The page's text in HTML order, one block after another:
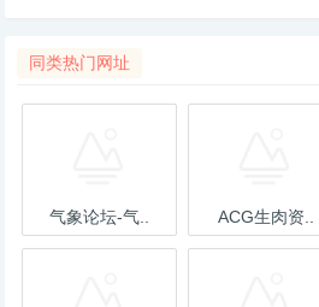
同类热门网址
气象论坛-气.. ACG生肉资..